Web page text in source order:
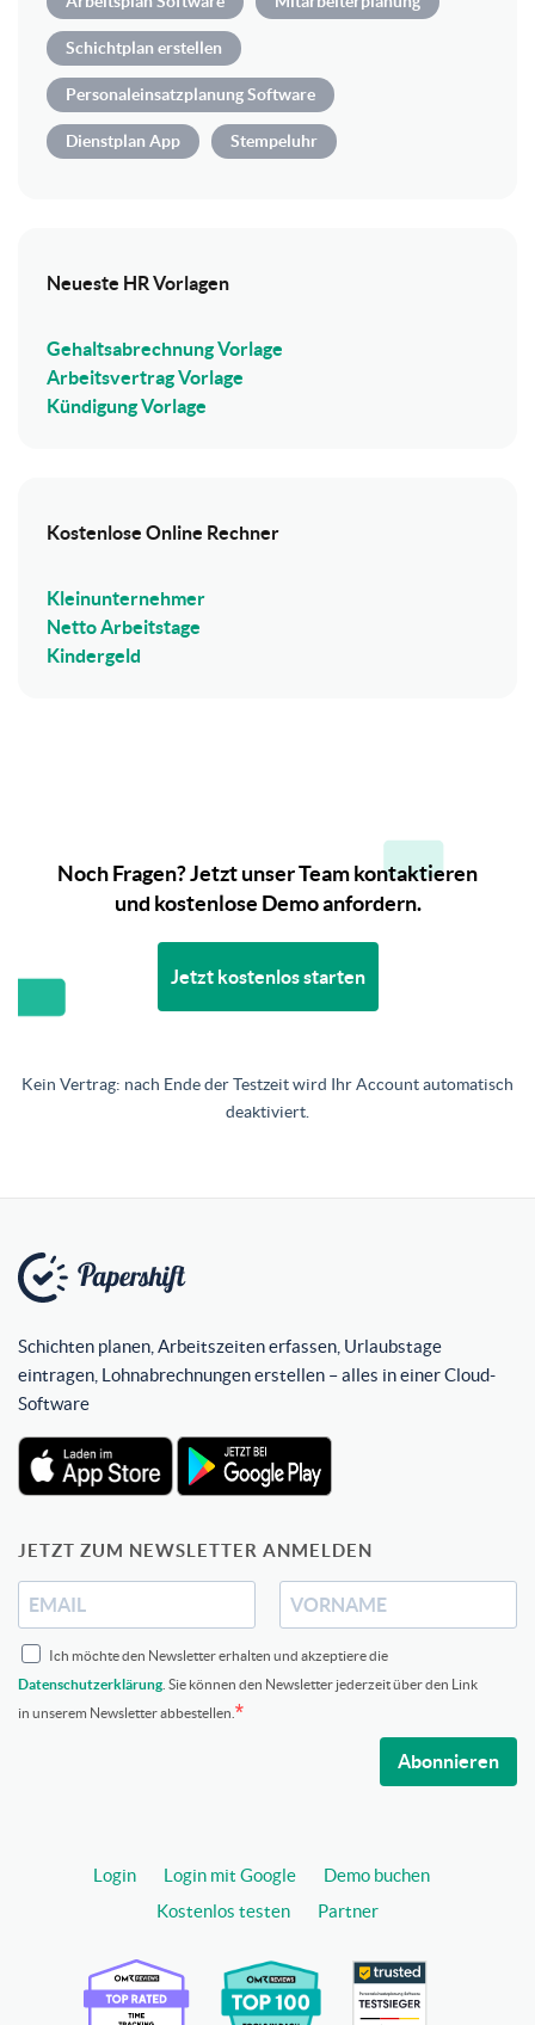
Schichtplan erstellen
Personaleinsatzplanung Software
Dienstplan App Stempeluhr
Neueste HR Vorlagen
Gehaltsabrechnung Vorlage
Arbeitsvertrag Vorlage
Kündigung Vorlage
Kostenlose Online Rechner
Kleinunternehmer
Netto Arbeitstage
Kindergeld
Noch Fragen? Jetzt unser Team kontaktieren
und kostenlose Demo anfordern.
Jetzt kostenlos starten
Kein Vertrag: nach Ende der Testzeit wird Ihr Account automatisch
deaktiviert.
Schichten planen, Arbeitszeiten erfassen, Urlaubstage
eintragen, Lohnabrechnungen erstellen – alles in einer Cloud-
Software
JETZT ZUM NEWSLETTER ANMELDEN
Ich möchte den Newsletter erhalten und akzeptiere die
Datenschutzerklärung . Sie können den Newsletter jederzeit über den Link
in unserem Newsletter abbestellen.
Abonnieren
Login Login mit Google
Demo buchen
Kostenlos testen
Partner